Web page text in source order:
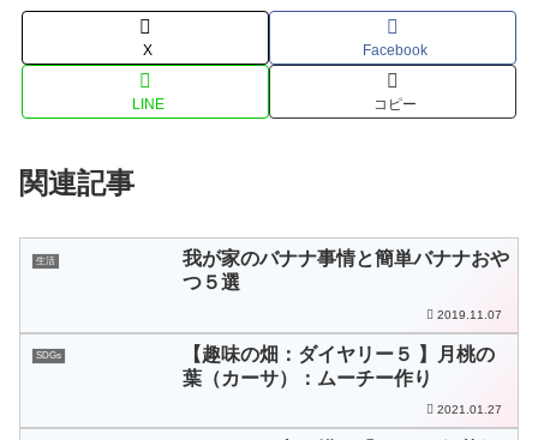
X Facebook
LINE コピー
関連記事
生活
我が家のバナナ事情と簡単バナナおや
つ５選
2019.11.07
SDGs
【趣味の畑：ダイヤリー５ 】月桃の
葉（カーサ）：ムーチー作り
2021.01.27